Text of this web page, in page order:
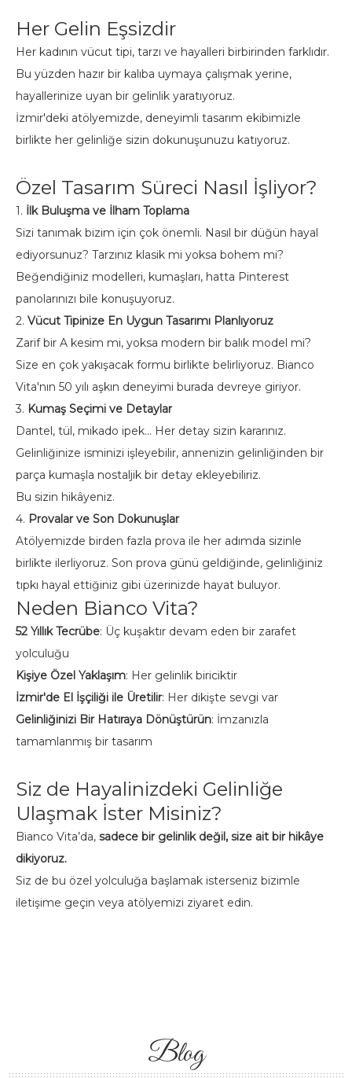
Her Gelin Eşsizdir
Her kadının vücut tipi, tarzı ve hayalleri birbirinden farklıdır.
Bu yüzden hazır bir kalıba uymaya çalışmak yerine,
hayallerinize uyan bir gelinlik yaratıyoruz.
İzmir'deki atölyemizde, deneyimli tasarım ekibimizle
birlikte her gelinliğe sizin dokunuşunuzu katıyoruz.
Özel Tasarım Süreci Nasıl İşliyor?
1. İlk Buluşma ve İlham Toplama
Sizi tanımak bizim için çok önemli. Nasıl bir düğün hayal
ediyorsunuz? Tarzınız klasik mi yoksa bohem mi?
Beğendiğiniz modelleri, kumaşları, hatta Pinterest
panolarınızı bile konuşuyoruz.
2. Vücut Tipinize En Uygun Tasarımı Planlıyoruz
Zarif bir A kesim mi, yoksa modern bir balık model mi?
Size en çok yakışacak formu birlikte belirliyoruz. Bianco
Vita'nın 50 yılı aşkın deneyimi burada devreye giriyor.
3. Kumaş Seçimi ve Detaylar
Dantel, tül, mikado ipek… Her detay sizin kararınız.
Gelinliğinize isminizi işleyebilir, annenizin gelinliğinden bir
parça kumaşla nostaljik bir detay ekleyebiliriz.
Bu sizin hikâyeniz.
4. Provalar ve Son Dokunuşlar
Atölyemizde birden fazla prova ile her adımda sizinle
birlikte ilerliyoruz. Son prova günü geldiğinde, gelinliğiniz
tıpkı hayal ettiğiniz gibi üzerinizde hayat buluyor.
Neden Bianco Vita?
52 Yıllık Tecrübe: Üç kuşaktır devam eden bir zarafet
yolculuğu
Kişiye Özel Yaklaşım: Her gelinlik biriciktir
İzmir'de El İşçiliği ile Üretilir: Her dikişte sevgi var
Gelinliğinizi Bir Hatıraya Dönüştürün: İmzanızla
tamamlanmış bir tasarım
Siz de Hayalinizdeki Gelinliğe
Ulaşmak İster Misiniz?
Bianco Vita’da, sadece bir gelinlik değil, size ait bir hikâye
dikiyoruz.
Siz de bu özel yolculuğa başlamak isterseniz bizimle
iletişime geçin veya atölyemizi ziyaret edin.
Blog